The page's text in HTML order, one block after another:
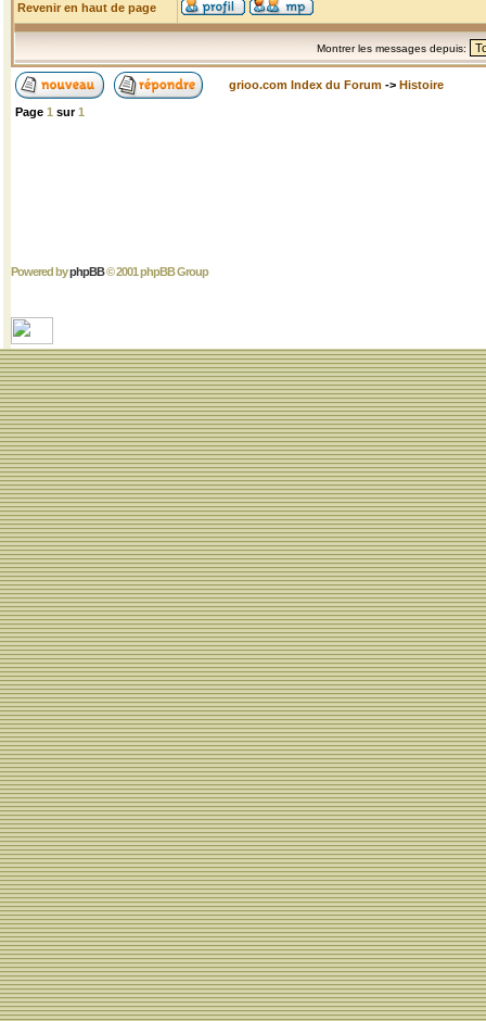
Revenir en haut de page
Montrer les messages depuis:
grioo.com Index du Forum -> Histoire
Page 1 sur1
Powered byphpBB© 2001 phpBB Group